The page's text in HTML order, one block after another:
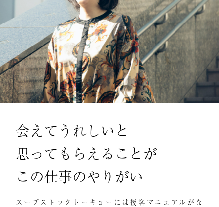
会えてうれしいと
思ってもらえることが
この仕事のやりがい
スープストックトーキョーには接客マニュアルがな